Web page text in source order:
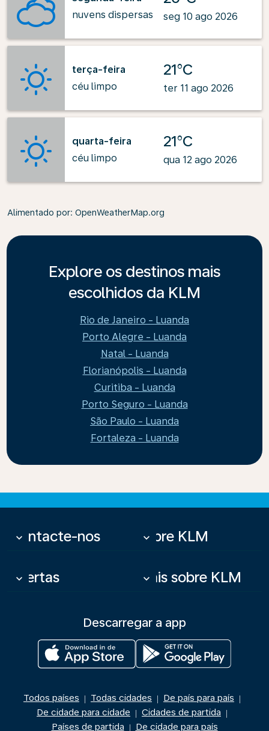
nuvens dispersas
seg 10 ago 2026
terça-feira
céu limpo
21°C
ter 11 ago 2026
quarta-feira
céu limpo
21°C
qua 12 ago 2026
Alimentado por: OpenWeatherMap.org
Explore os destinos mais
escolhidos da KLM
Rio de Janeiro - Luanda
Porto Alegre - Luanda
Natal - Luanda
Florianópolis - Luanda
Curitiba - Luanda
Porto Seguro - Luanda
São Paulo - Luanda
Fortaleza - Luanda
Contacte-nos
keyboard_arrow_down Sobre KLM
keyboard_arrow_down
Ofertas
keyboard_arrow_down Mais sobre KLM
keyboard_arrow_down
Descarregar a app
Todos países | Todas cidades | De país para país |
De cidade para cidade | Cidades de partida |
Países de partida | De cidade para país